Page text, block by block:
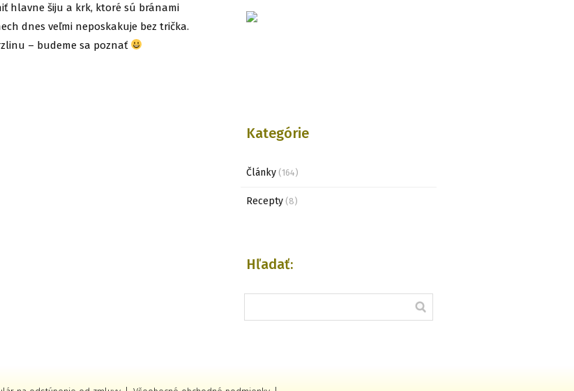
hlavne šiju a krk, ktoré sú bránami
dnes veľmi neposkakuje bez trička.
– budeme sa poznať
Kategórie
Články (164)
Recepty (8)
Hľadať: